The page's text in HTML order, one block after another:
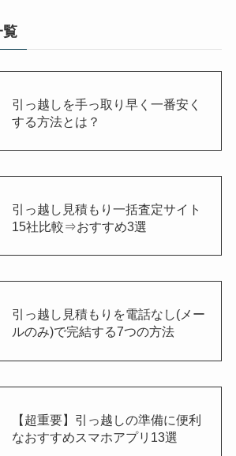
覧
引っ越しを手っ取り早く一番安く
する方法とは？
引っ越し見積もり一括査定サイト
15社比較⇒おすすめ3選
引っ越し見積もりを電話なし(メー
ルのみ)で完結する7つの方法
【超重要】引っ越しの準備に便利
なおすすめスマホアプリ13選